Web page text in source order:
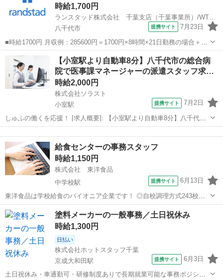
時給1,700円
ランスタッド株式会社 千葉支店（千葉事業所）/WTBA107564
八千代市
提携サイト 7月23日
■時給1700円 月収例：285600円＝1700円×8時間×21日勤務の場合＋残
業代、交通費別途支給 ※交通費実費支給／当社規定あり。 ■千葉県八
千代市吉橋 八千代緑が丘から10分 ※自転車、バイク通勤もOK！ ■
派遣社員...
千葉 八千代市 一般事務
【小室駅より自動車8分】八千代市の総合病
院で医事課マネージャーの派遣スタッフ求…
時給2,000円
株式会社ソラスト
小室駅
提携サイト 7月2日
しゅふの働くを応援！ [求人概要]: 【小室駅より自動車8分】八千代市
の総合病院で医事課マネージャーの派遣スタッフ求人募集！ [職種名]:
病院事務・受付（医療事務） [勤務地・最寄駅]: 千葉県八千代市 小室
駅より自...
給食センターの事務スタッフ
時給1,150円
株式会社 東洋食品
中学校駅
提携サイト 6月13日
東洋食品は学校給食のパイオニア企業です！ ◎自校調理方式243校以
上/ ◎センター方式321箇所以上 ★1日あたり150万食以上の学校給食
を、 北海道～九州、全国の子どもたちに 毎日提供し続けています。
新卒・中途・若者...
千葉 八千代市 一般事務
塗料メーカーの一般事務／土日祝休み
時給1,300円
日払い
株式会社ホットスタッフ千葉
京成大和田駅
提携サイト 6月3日
土日祝休み・車通勤可・研修制度ありで長期就業可能な事務ポジショ